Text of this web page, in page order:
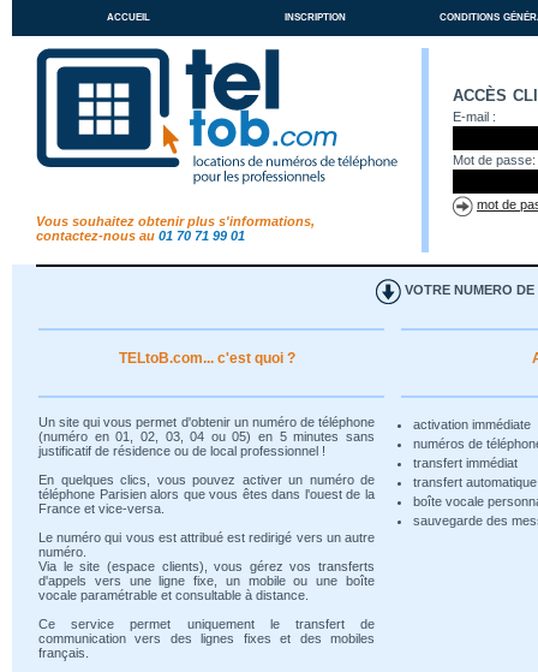
accueil inscription conditions
Vous souhaitez obtenir plus s'informations,
contactez-nous au 01 70 71 99 01
accès
E-mail :
Mot de passe:
mot de
VOTRE NUMERO DE
TELtoB.com... c'est quoi ?
Un site qui vous permet d'obtenir un numéro de téléphone
(numéro en 01, 02, 03, 04 ou 05) en 5 minutes sans
justificatif de résidence ou de local professionnel !
En quelques clics, vous pouvez activer un numéro de
téléphone Parisien alors que vous êtes dans l'ouest de la
France et vice-versa.
Le numéro qui vous est attribué est redirigé vers un autre
numéro.
Via le site (espace clients), vous gérez vos transferts
d'appels vers une ligne fixe, un mobile ou une boîte
vocale paramétrable et consultable à distance.
Ce service permet uniquement le transfert de
communication vers des lignes fixes et des mobiles
français.
activation immédiate
numéros de
transfert immédiat
transfert
boîte vocale
sauvegarde des